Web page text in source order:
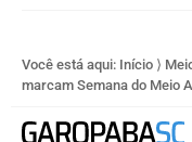
Você está aqui: Início ⟩
marcam Semana do Meio